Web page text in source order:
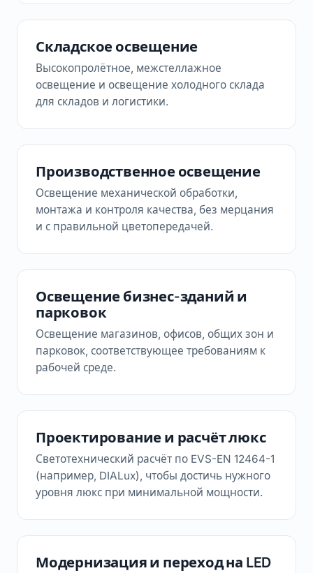
Складское освещение
Высокопролётное, межстеллажное
освещение и освещение холодного склада
для складов и логистики.
Производственное освещение
Освещение механической обработки,
монтажа и контроля качества, без мерцания
и с правильной цветопередачей.
Освещение бизнес-зданий и
парковок
Освещение магазинов, офисов, общих зон и
парковок, соответствующее требованиям к
рабочей среде.
Проектирование и расчёт люкс
Светотехнический расчёт по EVS-EN 12464-1
(например, DIALux), чтобы достичь нужного
уровня люкс при минимальной мощности.
Модернизация и переход на LED